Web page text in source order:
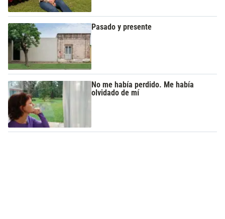
Pasado y presente
No me había perdido. Me había
olvidado de mí